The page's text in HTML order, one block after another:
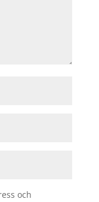
och